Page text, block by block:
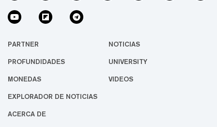
PARTNER NOTICIAS
PROFUNDIDADES UNIVERSITY
MONEDAS VIDEOS
EXPLORADOR DE NOTICIAS
ACERCA DE